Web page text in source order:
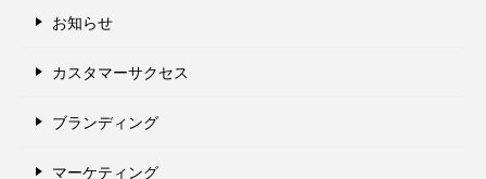
お知らせ
カスタマーサクセス
ブランディング
マーケティング